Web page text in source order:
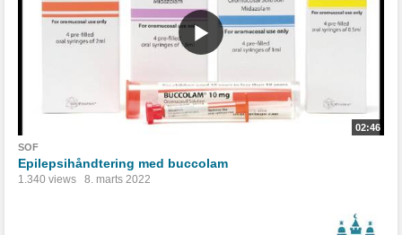
02:46
SOF
Epilepsihåndtering med buccolam
1.340 views 8. marts 2022